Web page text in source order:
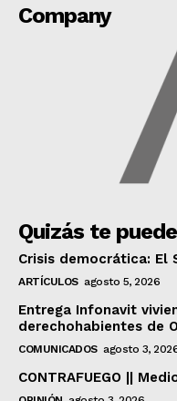
Company
Quizás te
Crisis democrática: El
ARTÍCULOS agosto 5, 2026
Entrega Infonavit
derechohabientes de
COMUNICADOS agosto 3,
CONTRAFUEGO ||